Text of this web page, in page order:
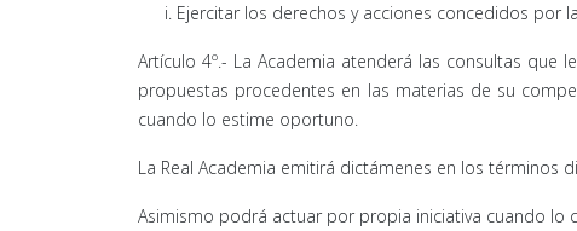
Ejercitar los derechos y acciones concedidos por
Artículo 4º.- La Academia atenderá las consultas que
propuestas procedentes en las materias de su
cuando lo estime oportuno.
La Real Academia emitirá dictámenes en los términos
Asimismo podrá actuar por propia iniciativa cuando lo